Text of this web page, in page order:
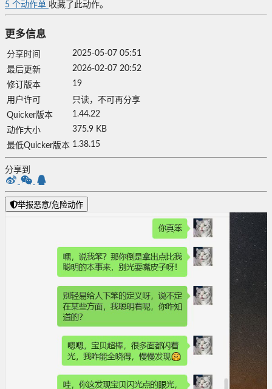
5 个动作单 收藏了此动作。
更多信息
分享时间
2025-05-07 05:51
最后更新
2026-02-07 20:52
修订版本
19
用户许可
只读，不可再分享
Quicker版本
1.44.22
动作大小
375.9 KB
最低Quicker版本 1.38.15
分享到
举报恶意/危险动作